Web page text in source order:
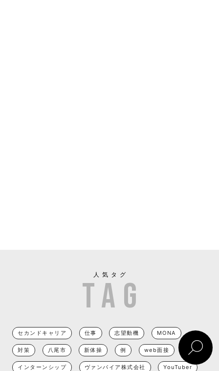
人気タグ
セカンドキャリア 仕事 志望動機 MONA
対策 八尾市 新体操 例 web面接
インターンシップ ヴァンパイア株式会社 YouTuber